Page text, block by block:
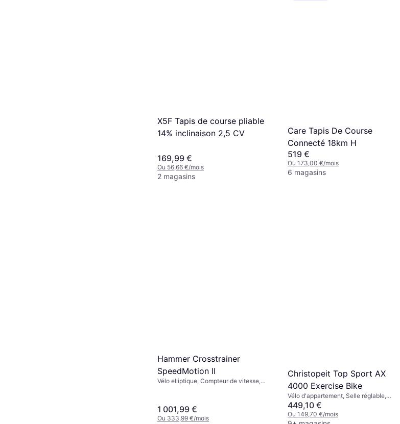
X5F Tapis de course pliable
14% inclinaison 2,5 CV
169,99 €
Ou 56,66 €/mois
2 magasins
Care Tapis De Course
Connecté 18km H
519 €
Ou 173,00 €/mois
6 magasins
Hammer Crosstrainer
SpeedMotion II
Vélo elliptique, Compteur de vitesse,
Roues de transport
1 001,99 €
Ou 333,99 €/mois
Christopeit Top Sport AX
4000 Exercise Bike
Vélo d'appartement, Selle réglable,
Écran, Roues de transport, Compteur de
calories, Moniteur de fréquence
cardiaque, Bluetooth, Ergomètre
449,10 €
Ou 149,70 €/mois